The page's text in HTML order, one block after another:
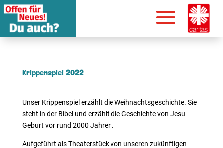
Krippenspiel 2022
Unser Krippenspiel erzählt die Weihnachtsgeschichte. Sie
steht in der Bibel und erzählt die Geschichte von Jesu
Geburt vor rund 2000 Jahren.
Aufgeführt als Theaterstück von unseren zukünftigen